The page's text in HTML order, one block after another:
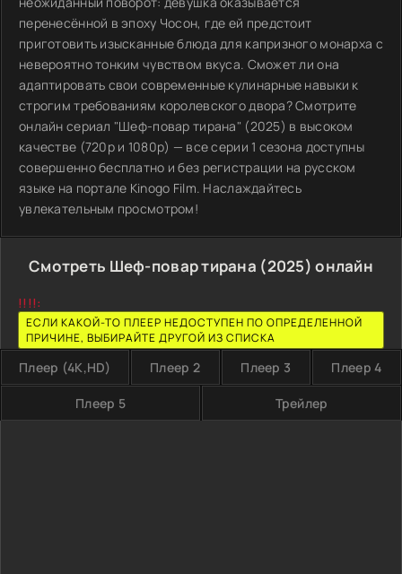
перенесённой в эпоху Чосон, где ей предстоит
приготовить изысканные блюда для капризного монарха с
невероятно тонким чувством вкуса. Сможет ли она
адаптировать свои современные кулинарные навыки к
строгим требованиям королевского двора? Смотрите
онлайн сериал "Шеф-повар тирана" (2025) в высоком
качестве (720p и 1080p) — все серии 1 сезона доступны
совершенно бесплатно и без регистрации на русском
языке на портале Kinogo Film. Наслаждайтесь
увлекательным просмотром!
Смотреть Шеф-повар тирана (2025) онлайн
!!!!:
ЕСЛИ КАКОЙ-ТО ПЛЕЕР НЕДОСТУПЕН ПО ОПРЕДЕЛЕННОЙ
ПРИЧИНЕ, ВЫБИРАЙТЕ ДРУГОЙ ИЗ СПИСКА
Плеер (4K,HD) Плеер 2 Плеер 3 Плеер 4
Плеер 5 Трейлер